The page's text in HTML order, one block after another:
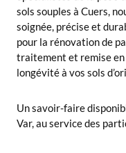
sols souples à Cuers,
soignée, précise et
pour la rénovation de
traitement et remise
longévité à vos sols
Un savoir-faire
Var, au service des